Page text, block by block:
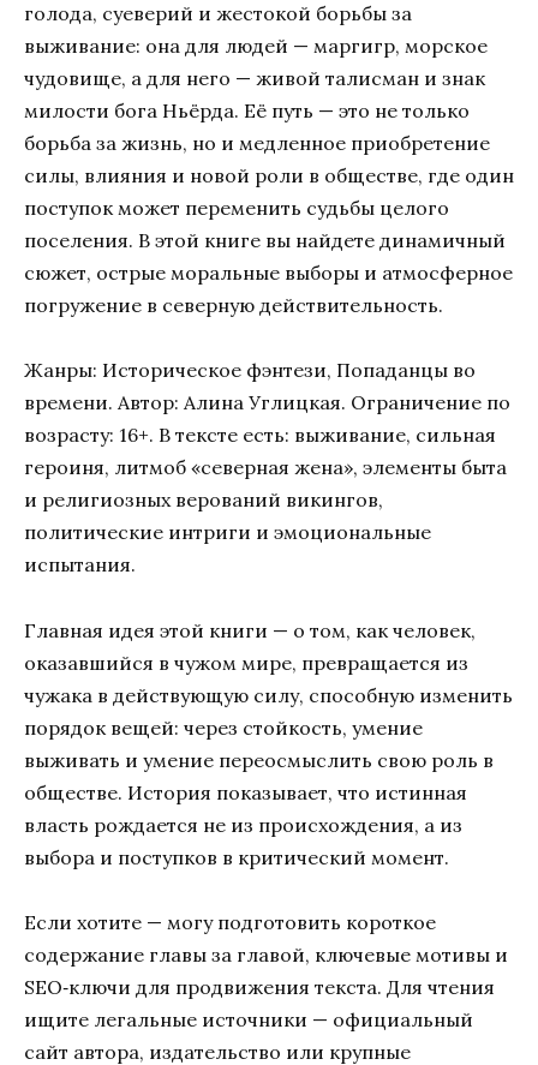
голода, суеверий и жестокой борьбы за
выживание: она для людей — маргигр, морское
чудовище, а для него — живой талисман и знак
милости бога Ньёрда. Её путь — это не только
борьба за жизнь, но и медленное приобретение
силы, влияния и новой роли в обществе, где один
поступок может переменить судьбы целого
поселения. В этой книге вы найдете динамичный
сюжет, острые моральные выборы и атмосферное
погружение в северную действительность.
Жанры: Историческое фэнтези, Попаданцы во
времени. Автор: Алина Углицкая. Ограничение по
возрасту: 16+. В тексте есть: выживание, сильная
героиня, литмоб «северная жена», элементы быта
и религиозных верований викингов,
политические интриги и эмоциональные
испытания.
Главная идея этой книги — о том, как человек,
оказавшийся в чужом мире, превращается из
чужака в действующую силу, способную изменить
порядок вещей: через стойкость, умение
выживать и умение переосмыслить свою роль в
обществе. История показывает, что истинная
власть рождается не из происхождения, а из
выбора и поступков в критический момент.
Если хотите — могу подготовить короткое
содержание главы за главой, ключевые мотивы и
SEO‑ключи для продвижения текста. Для чтения
ищите легальные источники — официальный
сайт автора, издательство или крупные